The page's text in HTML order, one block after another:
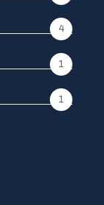
4
1
1